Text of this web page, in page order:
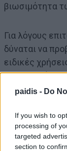
paidis - Do
If you wish to
processing of
targeted
section to
βιωσιμότητα
Για λόγους
δύναται να
ειδικές
φιλοξενίας
Πάροχοι
αποχέτευση
ΕΥΔΑΠ ΑΕ, η